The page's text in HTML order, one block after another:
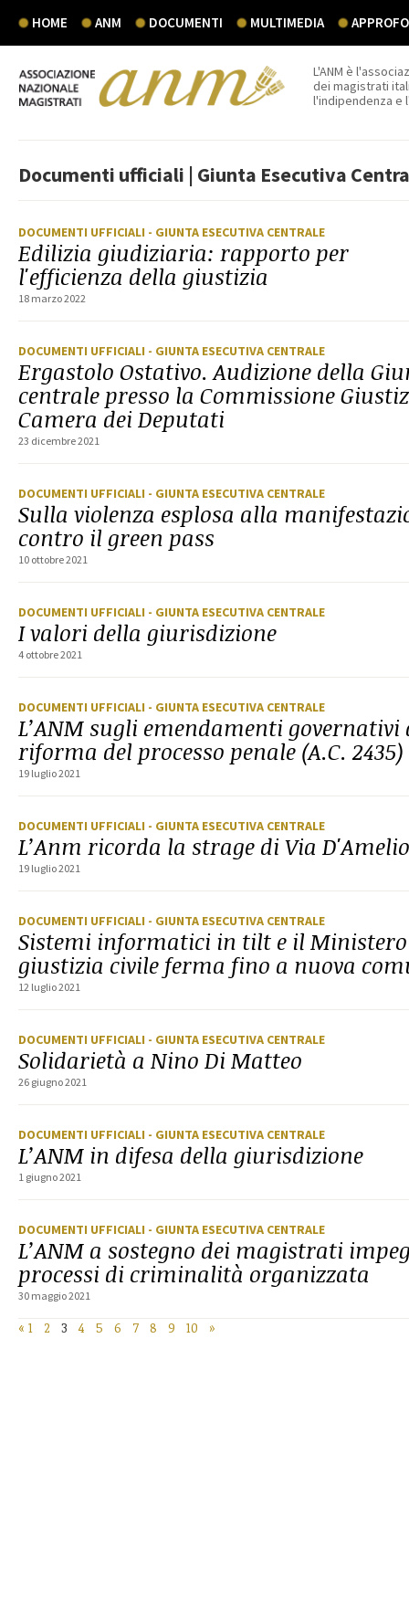
HOME ANM DOCUMENTI MULTIMEDIA
L'ANM è
dei magistrati
l'indipendenza e
Documenti ufficiali | Giunta Esecutiva
DOCUMENTI UFFICIALI - GIUNTA ESECUTIVA CENTRALE
Edilizia giudiziaria: rapporto per
l'efficienza della giustizia
18 marzo 2022
DOCUMENTI UFFICIALI - GIUNTA ESECUTIVA CENTRALE
Ergastolo Ostativo. Audizione della
centrale presso la Commissione
Camera dei Deputati
23 dicembre 2021
DOCUMENTI UFFICIALI - GIUNTA ESECUTIVA CENTRALE
Sulla violenza esplosa alla
contro il green pass
10 ottobre 2021
DOCUMENTI UFFICIALI - GIUNTA ESECUTIVA CENTRALE
I valori della giurisdizione
4 ottobre 2021
DOCUMENTI UFFICIALI - GIUNTA ESECUTIVA CENTRALE
L’ANM sugli emendamenti
riforma del processo penale (A.C. 2435)
19 luglio 2021
DOCUMENTI UFFICIALI - GIUNTA ESECUTIVA CENTRALE
L’Anm ricorda la strage di Via D'Amelio
19 luglio 2021
DOCUMENTI UFFICIALI - GIUNTA ESECUTIVA CENTRALE
Sistemi informatici in tilt e il
giustizia civile ferma fino a nuova
12 luglio 2021
DOCUMENTI UFFICIALI - GIUNTA ESECUTIVA CENTRALE
Solidarietà a Nino Di Matteo
26 giugno 2021
DOCUMENTI UFFICIALI - GIUNTA ESECUTIVA CENTRALE
L’ANM in difesa della giurisdizione
1 giugno 2021
DOCUMENTI UFFICIALI - GIUNTA ESECUTIVA CENTRALE
L’ANM a sostegno dei magistrati
processi di criminalità organizzata
30 maggio 2021
« 1 2 3 4 5 6 7 8 9 10 »